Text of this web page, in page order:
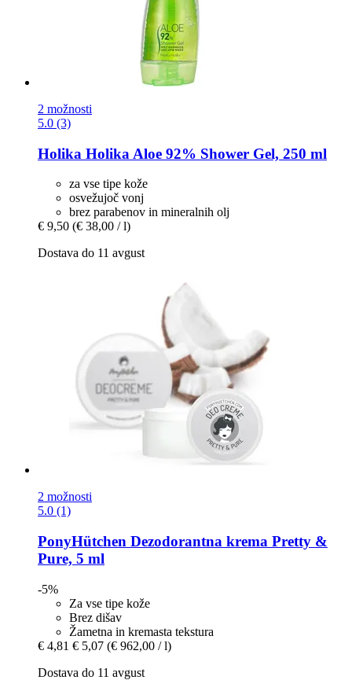
2 možnosti
5.0 (3)
Holika Holika Aloe 92% Shower Gel, 250 ml
za vse tipe kože
osvežujoč vonj
brez parabenov in mineralnih olj
€ 9,50 (€ 38,00 / l)
Dostava do 11 avgust
2 možnosti
5.0 (1)
PonyHütchen Dezodorantna krema Pretty &
Pure, 5 ml
-5%
Za vse tipe kože
Brez dišav
Žametna in kremasta tekstura
€ 4,81 € 5,07 (€ 962,00 / l)
Dostava do 11 avgust